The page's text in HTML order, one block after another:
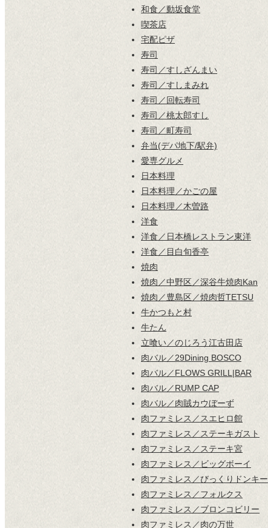
和食／動坂食堂
喫茶店
宅配ピザ
寿司
寿司／すしざんまい
寿司／すしまみれ
寿司／回転寿司
寿司／桃太郎すし
寿司／町寿司
弁当(デパ地下/駅弁)
愛専グルメ
日本料理
日本料理／かごの屋
日本料理／木曽路
洋食
洋食／日本橋レストラン東洋
洋食／目白旬香亭
焼肉
焼肉／中野区／深谷牛焼肉Kan
焼肉／豊島区／焼肉哲TETSU
牛かつもと村
牛たん
立喰い／のじろう江古田店
肉バル／29Dining BOSCO
肉バル／FLOWS GRILL|BAR
肉バル／RUMP CAP
肉バル／肉賊カウぼーず
肉ファミレス／スエヒロ館
肉ファミレス／ステーキガスト
肉ファミレス／ステーキ宮
肉ファミレス／ビッグボーイ
肉ファミレス／びっくりドンキー
肉ファミレス／フォルクス
肉ファミレス／ブロンコビリー
肉ファミレス／肉の万世